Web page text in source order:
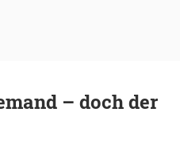
– doch der